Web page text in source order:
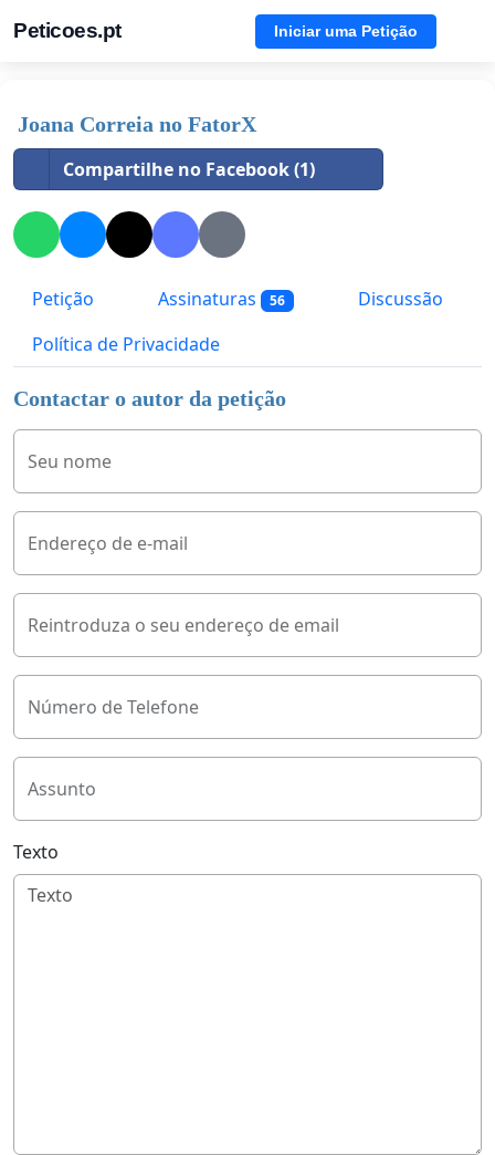
Peticoes.pt Iniciar uma Petição
Joana Correia no FatorX
Compartilhe no Facebook (1)
Petição Assinaturas 56
Discussão
Política de Privacidade
Contactar o autor da petição
Seu nome
Endereço de e-mail
Reintroduza o seu endereço de email
Número de Telefone
Assunto
Texto